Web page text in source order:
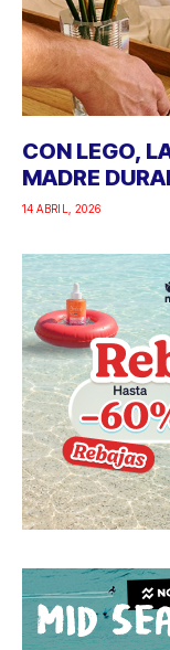
CON LEGO,
MADRE
14 ABRIL, 2026